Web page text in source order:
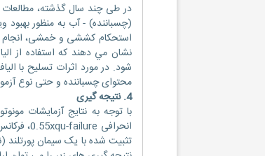
(چسباننده) - آب به منظور
استحکام کششی و خمشی، انجام
نشان مي دهند كه استفاده از
شود. در مورد اثرات تسلیح با
محتوای چسباننده و حتی نوع
4. نتیجه گیری